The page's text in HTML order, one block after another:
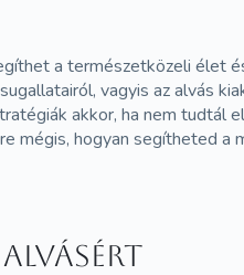
a természetközeli élet
vagyis az alvás
akkor, ha nem tudtál
mégis, hogyan segítheted